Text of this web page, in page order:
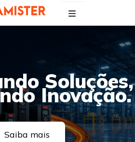
Soluções,
Inovação.
Saiba mais